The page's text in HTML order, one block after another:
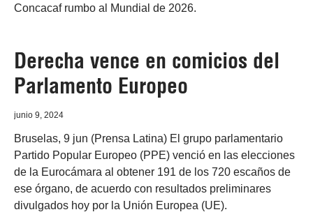
Concacaf rumbo al Mundial de 2026.
Derecha vence en comicios del
Parlamento Europeo
junio 9, 2024
Bruselas, 9 jun (Prensa Latina) El grupo parlamentario
Partido Popular Europeo (PPE) venció en las elecciones
de la Eurocámara al obtener 191 de los 720 escaños de
ese órgano, de acuerdo con resultados preliminares
divulgados hoy por la Unión Europea (UE).